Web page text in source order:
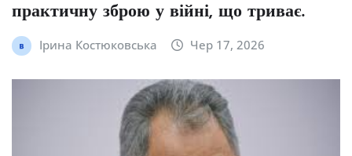
практичну зброю у війні, що триває.
Ірина Костюковська Чер 17, 2026